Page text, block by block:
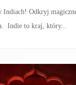
Indiach! Odkryj
Indie to kraj, który...